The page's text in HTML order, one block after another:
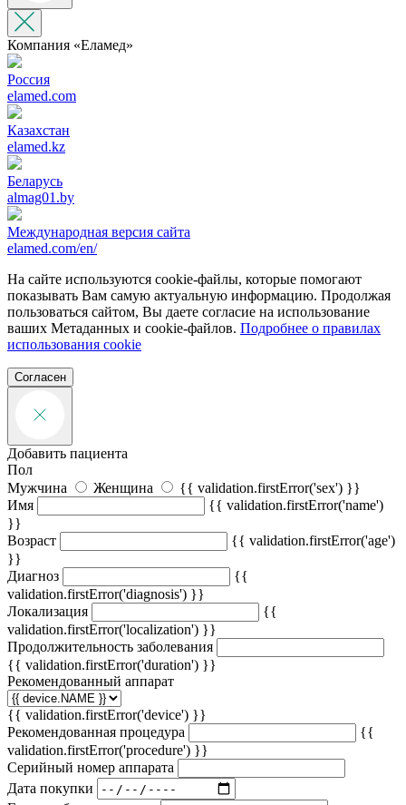
Компания «‎Еламед»
Россия
elamed.com
Казахстан
elamed.kz
Беларусь
almag01.by
Международная версия сайта
elamed.com/en/
На сайте используются cookie-файлы, которые помогают
показывать Вам самую актуальную информацию. Продолжая
пользоваться сайтом, Вы даете согласие на использование
ваших Метаданных и cookie-файлов. Подробнее о правилах
использования cookie
Согласен
Добавить пациента
Пол
Мужчина
Женщина
{{ validation.firstError('sex') }}
Имя
{{ validation.firstError('name')
}}
Возраст
{{ validation.firstError('age')
}}
Диагноз
{{
validation.firstError('diagnosis') }}
Локализация
{{
validation.firstError('localization') }}
Продолжительность заболевания
{{ validation.firstError('duration') }}
Рекомендованный аппарат
{{ validation.firstError('device') }}
Рекомендованная процедура
{{
validation.firstError('procedure') }}
Серийный номер аппарата
Дата покупки